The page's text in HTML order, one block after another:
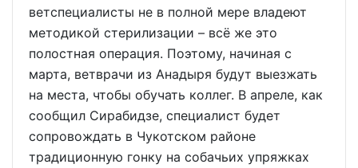
ветспециалисты не в полной мере владеют
методикой стерилизации – всё же это
полостная операция. Поэтому, начиная с
марта, ветврачи из Анадыря будут выезжать
на места, чтобы обучать коллег. В апреле, как
сообщил Сирабидзе, специалист будет
сопровождать в Чукотском районе
традиционную гонку на собачьих упряжках